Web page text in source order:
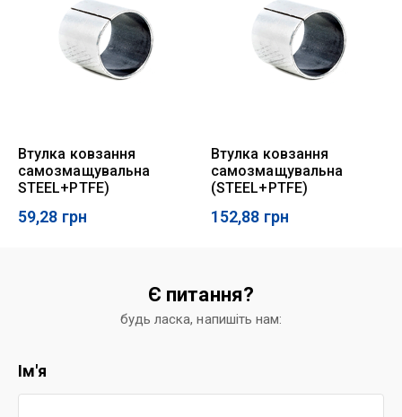
Втулка ковзання
самозмащувальна
STEEL+PTFE)
59,28 грн
Втулка ковзання
самозмащувальна
(STEEL+PTFE)
152,88 грн
Є питання?
будь ласка, напишіть нам:
Ім'я